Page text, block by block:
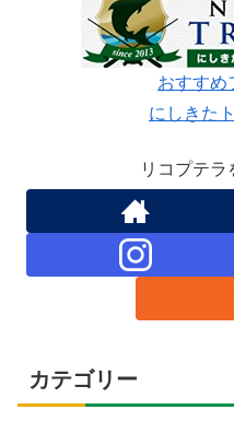
おすすめ
にしきた
リコプテラ
カテゴリー